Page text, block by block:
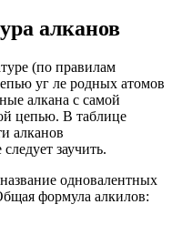
алканов
(по правилам
уг ле родных атомов
алкана с самой
цепью. В таблице
алканов
заучить.
одновалентных
формула алкилов: